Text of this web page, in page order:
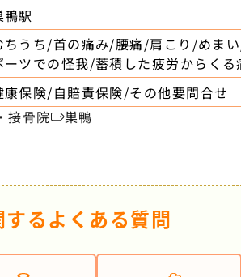
鴨駅
ちうち/首の痛み/腰痛/肩こり/めま
ーツでの怪我/蓄積した疲労からくる
康保険/自賠責保険/その他要問合せ
接骨院
巣鴨
るよくある質問